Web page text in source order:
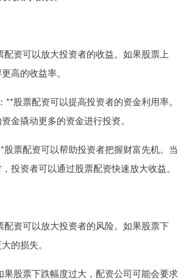
资可以放大投资者的收益。如果股票上
高的收益率。
股票配资可以提高投资者的资金利用率。
金撬动更多的资金进行投资。
票配资可以帮助投资者把握财富先机。当
投资者可以通过股票配资快速放大收益。
资可以放大投资者的风险。如果股票下
的损失。
股票下跌幅度过大，配资公司可能会要求